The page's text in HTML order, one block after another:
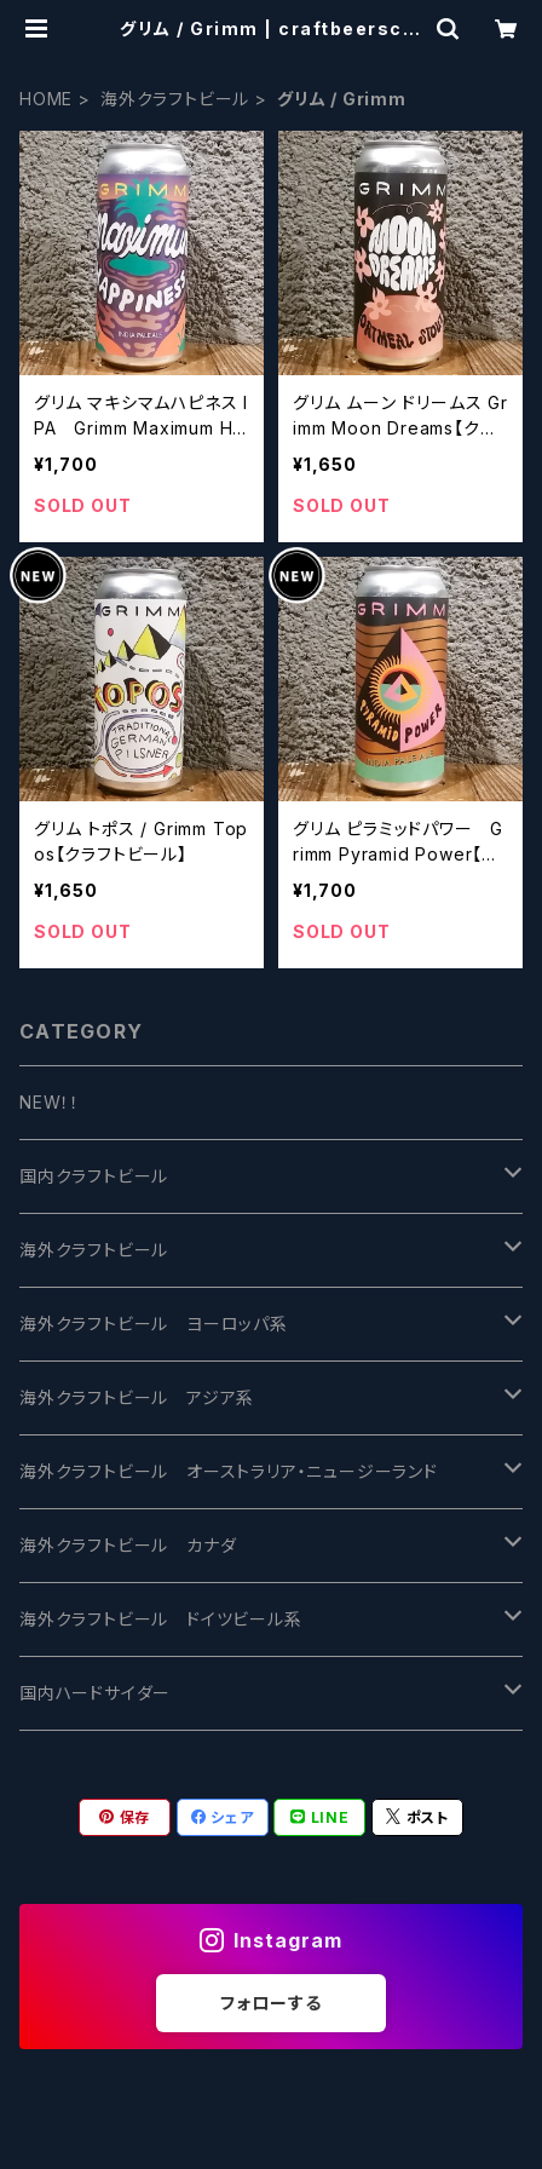
グリム / Grimm | craftbeerscis
HOME 海外クラフトビール グリム / Grimm
グリム マキシマムハピネス I
PA Grimm Maximum Ha
ppiness IPA【クラフトビー
ル】
¥1,700
SOLD OUT
グリム ムーン ドリームス Gr
imm Moon Dreams【クラ
フトビール】
¥1,650
SOLD OUT
グリム トポス / Grimm Top
os【クラフトビール】
¥1,650
SOLD OUT
グリム ピラミッドパワー G
rimm Pyramid Power【ク
ラフトビール】
¥1,700
SOLD OUT
CATEGORY
NEW！！
国内クラフトビール
UCHU BREWING -うちゅうブルーイング
バテレ -VERTERE
2nd Story Ale Works -セカンドストーリー
ビアへるん - Beer Hearn
忽布古丹醸造 - HOP KOTAN
ワイマーケットブルーイング Y.Market Brewing
志賀高原ビール - SIGAKOGEN
箕面ビール - MINOH BEER
サンクトガーレン - Sankt Gallen
ウェストコーストブルーイング -WCB
海外クラフトビール
Modern Times モダンタイムズ
Maui マウイ
Toppling Goliath トップリンゴライアス
Fair State フェアステイト
Lagunitas ラグニタス
FirestoneWalker ファイアストーン
Mikkeller ミッケラー
Hop Nation ホップネーション
Brewski ブリュースキー
海外クラフトビール ヨーロッパ系
UnBarred -アンバード
SAIREN /サイレン
ワイルドチャイルド - Wilde Child
BrewDog Brewery - ブリュードッグ
The Flying Inn / ザ フライイング イン
Lambiek Fabriek - ファブリーク
Marble / マーブル
Buxton - バクストン
海外クラフトビール アジア系
gweilo-鬼佬 グウァイロ
Heart Of Darkness - ハートオブダークネス
Carbon brews -カーボン
TAIHU - タイフー
Behemoth - ベヒーモス
海外クラフトビール オーストラリア・ニュージーランド
ROCKY RIDGE - ロッキーリッジ
BODRIGGY BREWING ボッドリッジー
CO-CONSPIRATORS コ・コンスピレーターズ
Deep Creek Brewing Co.
8 Wired エイトワイアード
Isthmus イスムス
海外クラフトビール カナダ
Jackie O's ジャッキーオーズ
Westbrook ウェストブルック
Strathcona ストラスコナ
ODIN BREWING オディン
Electric Bicycle エレクトリックバイシクル
海外クラフトビール ドイツビール系
Karmeliten カーメリテン
Früh フリュー
Plank プランク
Tucher トゥーハー
国内ハードサイダー
保存 シェア LINE ポスト
Instagram
フォローする